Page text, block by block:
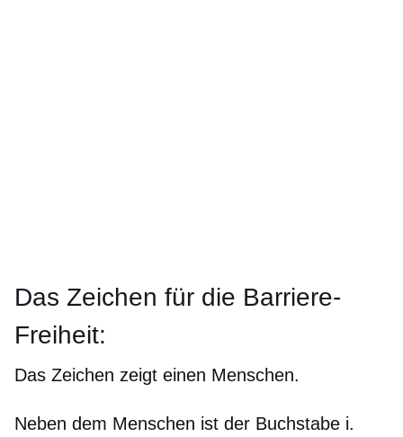
Das Zeichen für die Barriere-
Freiheit:
Das Zeichen zeigt einen Menschen.
Neben dem Menschen ist der Buchstabe i.